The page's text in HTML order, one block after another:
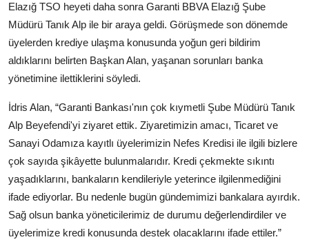
Elazığ TSO heyeti daha sonra Garanti BBVA Elazığ Şube
Müdürü Tanık Alp ile bir araya geldi. Görüşmede son dönemde
üyelerden krediye ulaşma konusunda yoğun geri bildirim
aldıklarını belirten Başkan Alan, yaşanan sorunları banka
yönetimine ilettiklerini söyledi.
İdris Alan, “Garanti Bankası'nın çok kıymetli Şube Müdürü Tanık
Alp Beyefendi'yi ziyaret ettik. Ziyaretimizin amacı, Ticaret ve
Sanayi Odamıza kayıtlı üyelerimizin Nefes Kredisi ile ilgili bizlere
çok sayıda şikâyette bulunmalarıdır. Kredi çekmekte sıkıntı
yaşadıklarını, bankaların kendileriyle yeterince ilgilenmediğini
ifade ediyorlar. Bu nedenle bugün gündemimizi bankalara ayırdık.
Sağ olsun banka yöneticilerimiz de durumu değerlendirdiler ve
üyelerimize kredi konusunda destek olacaklarını ifade ettiler.”